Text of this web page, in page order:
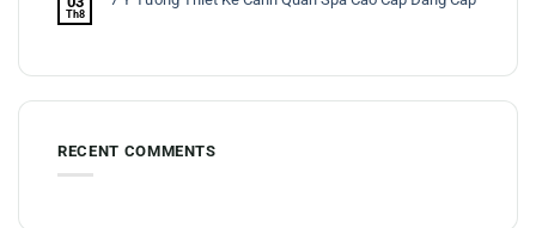
Th8
RECENT COMMENTS